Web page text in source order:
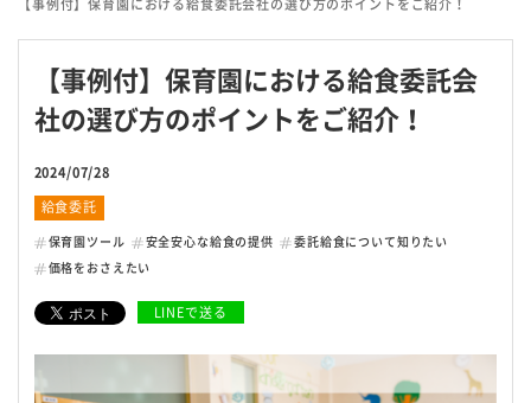
業務内容
導入事例
名阪食品の強み
安全・安心への取り組み
採用情報
【事例付】保育園における給食委託会社の選び方のポイントをご紹介！
【事例付】保育園における給食委託会
社の選び方のポイントをご紹介！
2024/07/28
給食委託
保育園ツール 安全安心な給食の提供
委託給食について知りたい
価格をおさえたい
LINEで送る